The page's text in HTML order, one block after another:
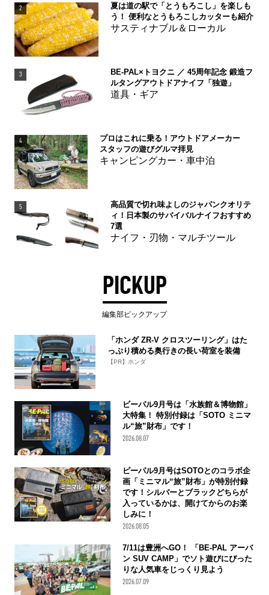
2
夏は道の駅で「とうもろこし」を楽しも
う！ 便利なとうもろこしカッターも紹介
サスティナブル＆ローカル
3
BE-PAL×トヨクニ ／ 45周年記念 鍛造フ
ルタングアウトドアナイフ「独遊」
道具・ギア
4
プロはこれに乗る！アウトドアメーカー
スタッフの遊びグルマ拝見
キャンピングカー・車中泊
5
高品質で切れ味よしのジャパンクオリテ
ィ！日本製のサバイバルナイフおすすめ
7選
ナイフ・刃物・マルチツール
PICKUP
編集部ピックアップ
「ホンダ ZR-V クロスツーリング」はた
っぷり積める奥行きの長い荷室を装備
【PR】ホンダ
ビーパル9月号は「水族館＆博物館」
大特集！ 特別付録は「SOTO ミニマ
ル“旅”財布」です！
2026.08.07
ビーパル9月号はSOTOとのコラボ企
画「ミニマル“旅”財布」が特別付録
です！シルバーとブラックどちらが
入っているかは、開けてからのお楽
しみに！
2026.08.05
7/11は豊洲へGO！ 「BE-PAL アーバ
ン SUV CAMP」でソト遊びにぴった
りな人気車をじっくり見よう
2026.07.09